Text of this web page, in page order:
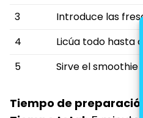
3
Introduce las
4
Licúa todo hasta
5
Sirve el smoothie
Tiempo de preparación: